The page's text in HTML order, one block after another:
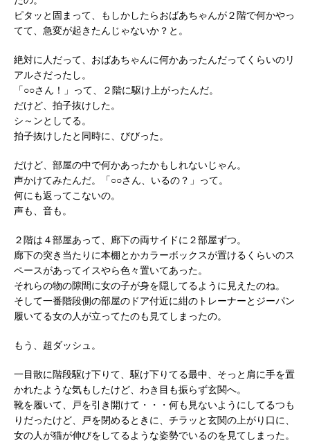
ピタッと固まって、もしかしたらおばあちゃんが２階で何かやっ
てて、急変が起きたんじゃないか？と。
絶対に人だって、おばあちゃんに何かあったんだってくらいのリ
アルさだったし。
「○○さん！」って、２階に駆け上がったんだ。
だけど、拍子抜けした。
シ～ンとしてる。
拍子抜けしたと同時に、びびった。
だけど、部屋の中で何かあったかもしれないじゃん。
声かけてみたんだ。「○○さん、いるの？」って。
何にも返ってこないの。
声も、音も。
２階は４部屋あって、廊下の両サイドに２部屋ずつ。
廊下の突き当たりに本棚とかカラーボックスが置けるくらいのス
ペースがあってイスやら色々置いてあった。
それらの物の隙間に女の子が身を隠してるように見えたのね。
そして一番階段側の部屋のドア付近に紺のトレーナーとジーパン
履いてる女の人が立ってたのも見てしまったの。
もう、超ダッシュ。
一目散に階段駆け下りて、駆け下りてる最中、そっと肩に手を置
かれたような気もしたけど、わき目も振らず玄関へ。
靴を履いて、戸を引き開けて・・・何も見ないようにしてるつも
りだったけど、戸を閉めるときに、チラッと玄関の上がり口に、
女の人が猫が伸びをしてるような姿勢でいるのを見てしまった。